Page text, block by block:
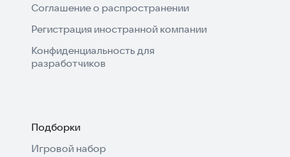
Соглашение о распространении
Регистрация иностранной компании
Конфиденциальность для
разработчиков
Подборки
Игровой набор